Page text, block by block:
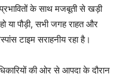
के साथ मजबूती से खड़ी
या पौड़ी, सभी जगह राहत और
टाइम सराहनीय रहा है।
की ओर से आपदा के दौरान